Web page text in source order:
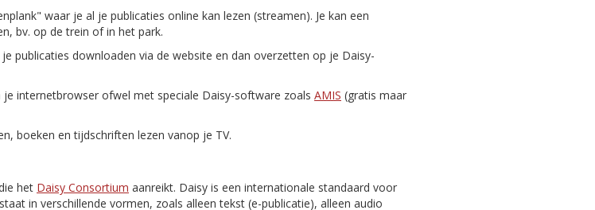
waar je al je publicaties online kan lezen (streamen). Je kan een
bv. op de trein of in het park.
publicaties downloaden via de website en dan overzetten op je Daisy-
internetbrowser ofwel met speciale Daisy-software zoals AMIS (gratis maar
boeken en tijdschriften lezen vanop je TV.
het Daisy Consortium aanreikt. Daisy is een internationale standaard voor
in verschillende vormen, zoals alleen tekst (e-publicatie), alleen audio